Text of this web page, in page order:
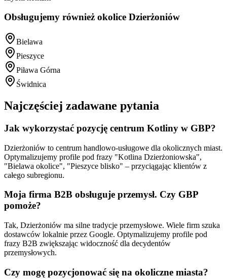
Obsługujemy również okolice Dzierżoniów
Bielawa
Pieszyce
Piława Górna
Świdnica
Najczęściej zadawane pytania
Jak wykorzystać pozycję centrum Kotliny w GBP?
Dzierżoniów to centrum handlowo-usługowe dla okolicznych miast.
Optymalizujemy profile pod frazy "Kotlina Dzierżoniowska",
"Bielawa okolice", "Pieszyce blisko" – przyciągając klientów z
całego subregionu.
Moja firma B2B obsługuje przemysł. Czy GBP
pomoże?
Tak, Dzierżoniów ma silne tradycje przemysłowe. Wiele firm szuka
dostawców lokalnie przez Google. Optymalizujemy profile pod
frazy B2B zwiększając widoczność dla decydentów
przemysłowych.
Czy mogę pozycjonować się na okoliczne miasta?